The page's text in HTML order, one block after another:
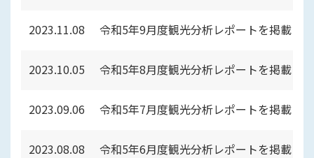
2023.11.08 令和5年9月度観光分析レポートを掲載し
2023.10.05 令和5年8月度観光分析レポートを掲載し
2023.09.06 令和5年7月度観光分析レポートを掲載し
2023.08.08 令和5年6月度観光分析レポートを掲載し